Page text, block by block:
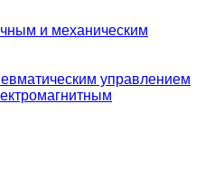
и механическим
управлением